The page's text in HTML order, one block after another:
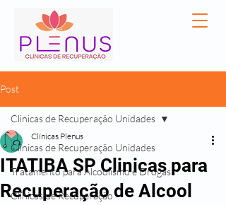
Post
Clinicas de Recuperação Unidades
Tratamento para Alcoolismo e Drogas
Clínicas de Recuperação
Clinicas de Recuperação Unidades
ITATIBA SP Clinicas para
Recuperação de Alcool
Clínicas Plenus